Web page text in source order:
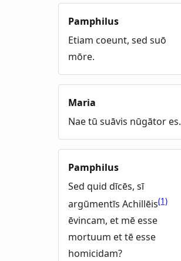
Pamphilus
Etiam coeunt, sed suō
mōre.
Maria
Nae tū suāvis nūgātor es.
Pamphilus
Sed quid dīcēs, sī
argūmentīs Achillēis(1)
ēvincam, et mē esse
mortuum et tē esse
homicidam?